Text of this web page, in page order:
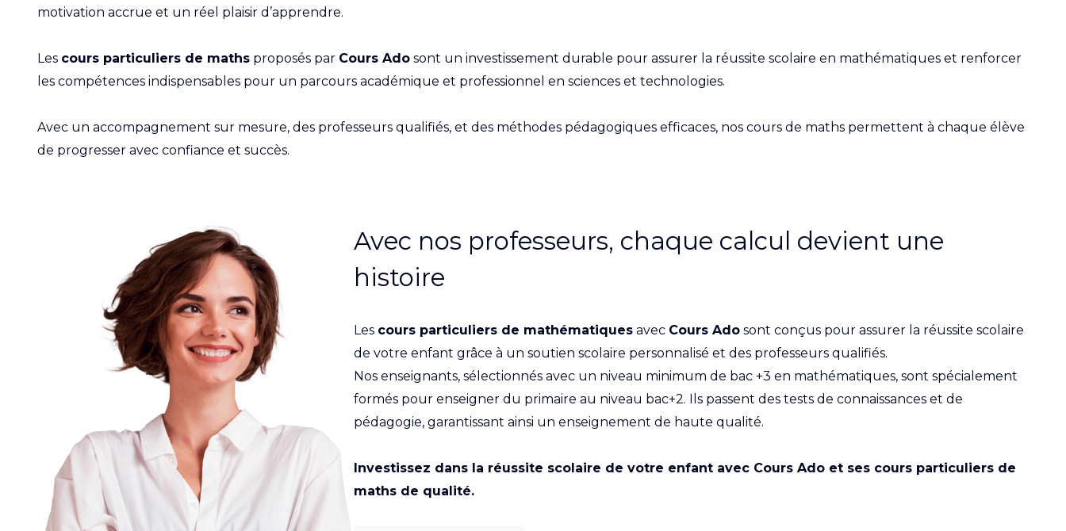
motivation accrue et un réel plaisir d’apprendre.
Les cours particuliers de maths proposés par Cours Ado sont un investissement durable pour assurer la réussite scolaire en mathématiques et renforcer
les compétences indispensables pour un parcours académique et professionnel en sciences et technologies.
Avec un accompagnement sur mesure, des professeurs qualifiés, et des méthodes pédagogiques efficaces, nos cours de maths permettent à chaque élève
de progresser avec confiance et succès.
Avec nos professeurs, chaque calcul devient une
histoire
Les cours particuliers de mathématiques avec Cours Ado sont conçus pour assurer la réussite scolaire
de votre enfant grâce à un soutien scolaire personnalisé et des professeurs qualifiés.
Nos enseignants, sélectionnés avec un niveau minimum de bac +3 en mathématiques, sont spécialement
formés pour enseigner du primaire au niveau bac+2. Ils passent des tests de connaissances et de
pédagogie, garantissant ainsi un enseignement de haute qualité.
Investissez dans la réussite scolaire de votre enfant avec Cours Ado et ses cours particuliers de
maths de qualité.